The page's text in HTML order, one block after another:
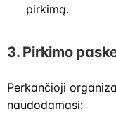
pirkimą.
3. Pirkimo
Perkančioji
naudodamasi: